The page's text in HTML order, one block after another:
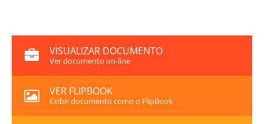
VISUALIZAR DOCUMENTO
Ver documento on-line
VER FLIPBOOK
Exibir documento como o FlipBook